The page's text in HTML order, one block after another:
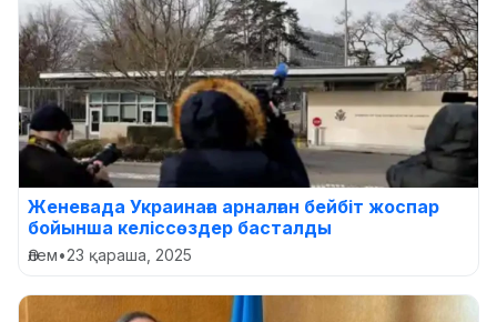
Женевада Украинаға арналған бейбіт жоспар
бойынша келіссөздер басталды
Әлем•23 қараша, 2025